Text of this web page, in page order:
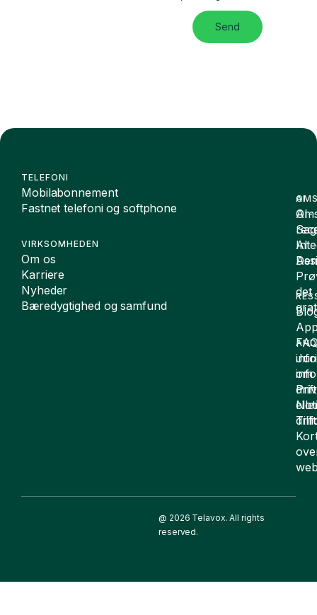
Send
TELEFONI
Mobilabonnement
Fastnet telefoni og softphone
VIRKSOMHEDEN
Om os
Karriere
Nyheder
Bæredygtighed og samfund
om
drift
AI
AI-
AI
det
@ 2026 Telavox. All rights
reserved.